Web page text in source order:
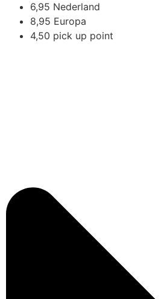
6,95 Nederland
8,95 Europa
4,50 pick up point